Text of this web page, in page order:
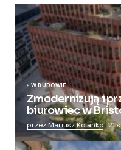
W BUDOWIE
Zmodernizują i
biurowiec w
przez Mariusz Kolanko 21